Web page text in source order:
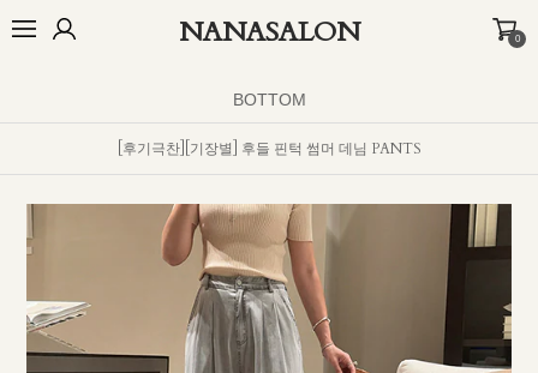
NANASALON 0
BOTTOM
[후기극찬][기장별] 후들 핀턱 썸머 데님 PANTS